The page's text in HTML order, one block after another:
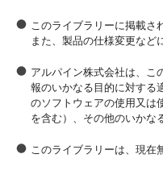
このライブラリーに掲載さ
また、製品の仕様変更など
アルパイン株式会社は、こ
報のいかなる目的に対する
のソフトウェアの使用又は
を含む）、その他のいかな
このライブラリーは、現在